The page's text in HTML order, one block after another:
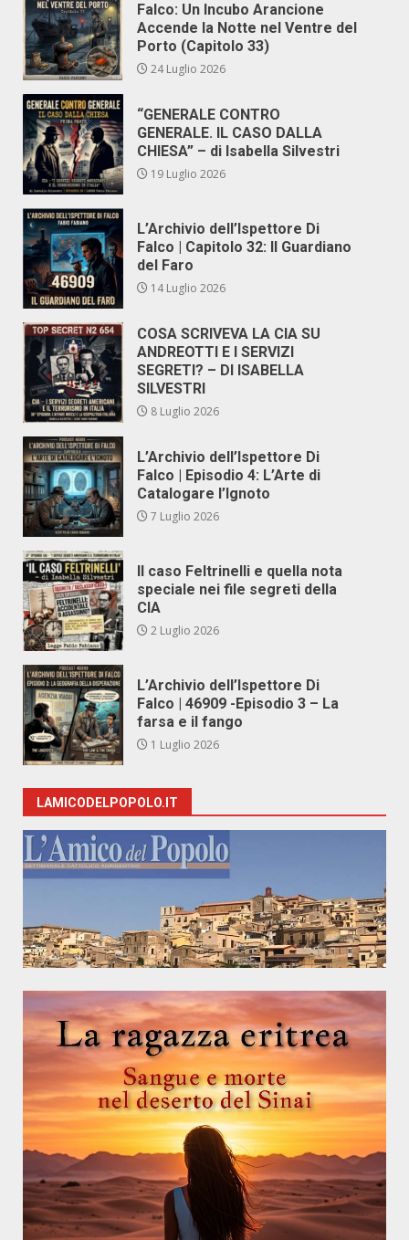
Falco: Un Incubo Arancione
Accende la Notte nel Ventre del
Porto (Capitolo 33)
24 Luglio 2026
“GENERALE CONTRO
GENERALE. IL CASO DALLA
CHIESA” – di Isabella Silvestri
19 Luglio 2026
L’Archivio dell’Ispettore Di
Falco | Capitolo 32: Il Guardiano
del Faro
14 Luglio 2026
COSA SCRIVEVA LA CIA SU
ANDREOTTI E I SERVIZI
SEGRETI? – DI ISABELLA
SILVESTRI
8 Luglio 2026
L’Archivio dell’Ispettore Di
Falco | Episodio 4: L’Arte di
Catalogare l’Ignoto
7 Luglio 2026
Il caso Feltrinelli e quella nota
speciale nei file segreti della
CIA
2 Luglio 2026
L’Archivio dell’Ispettore Di
Falco | 46909 -Episodio 3 – La
farsa e il fango
1 Luglio 2026
LAMICODELPOPOLO.IT